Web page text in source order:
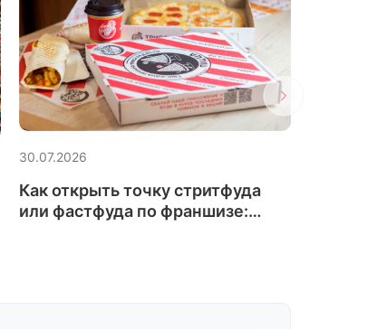
30.07.2026
Как открыть точку стритфуда
или фастфуда по франшизе: